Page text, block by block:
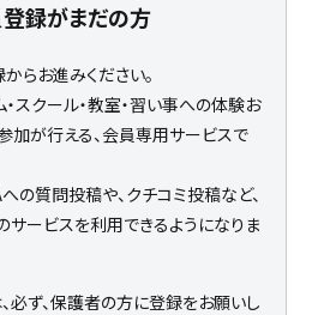
録がまだの方
らお進みください。
スクール・教室・習い事への体験お
加が行える、会員専用サービスで
の質問投稿や、クチコミ投稿など、
ービスを利用できるようになりま
ず、保護者の方に登録をお願いし